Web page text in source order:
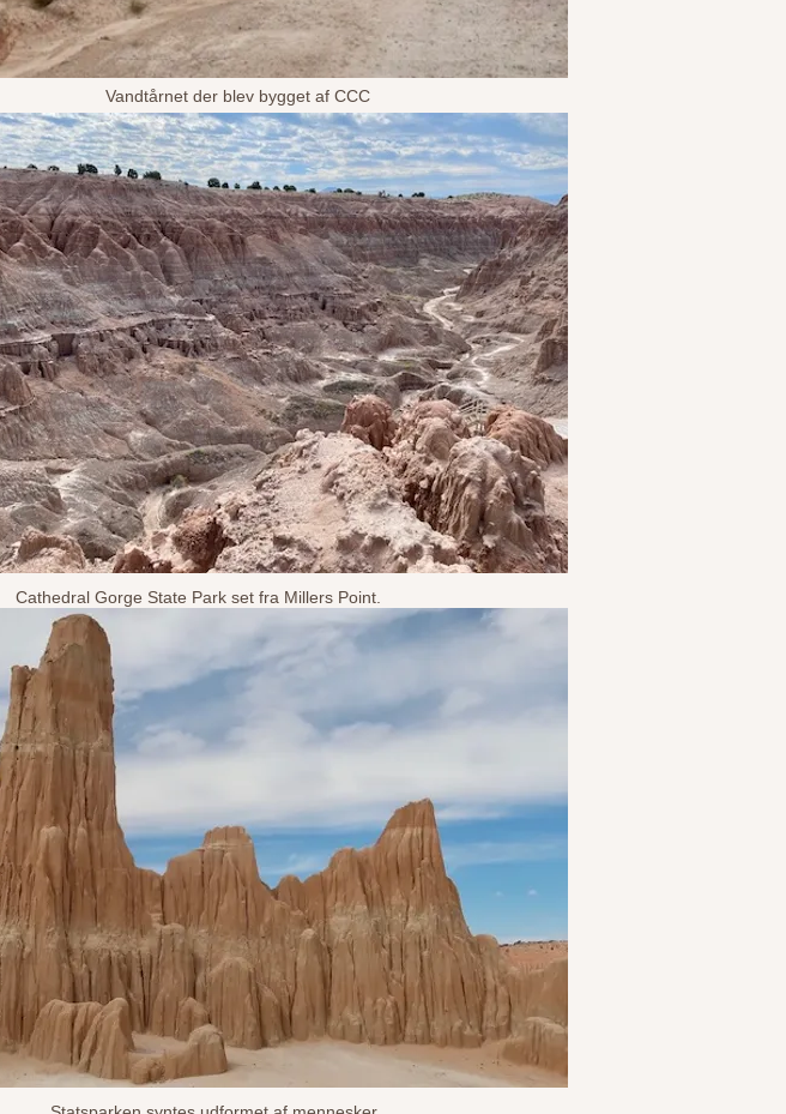
Vandtårnet der blev bygget af CCC
Cathedral Gorge State Park set fra Millers Point.